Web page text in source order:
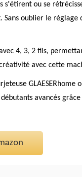
s'étirent ou se
Sans oublier le
4, 3, 2 fils,
avec cette
GLAESERhome
avancés grâce